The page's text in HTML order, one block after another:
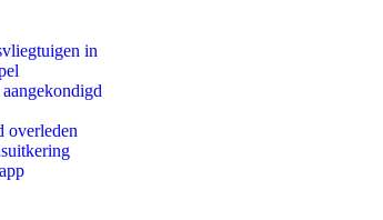
in
overleden